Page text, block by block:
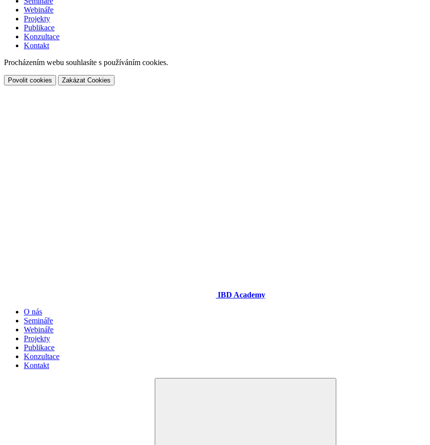
Webináře
Projekty
Publikace
Konzultace
Kontakt
Procházením webu souhlasíte s používáním cookies.
Povolit cookies Zakázat Cookies
IBD Academy
O nás
Semináře
Webináře
Projekty
Publikace
Konzultace
Kontakt